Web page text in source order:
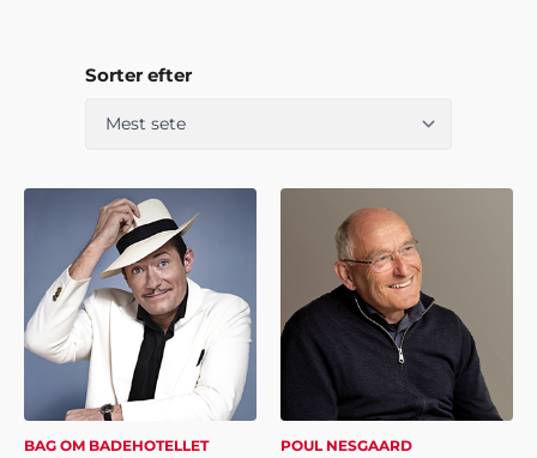
Sorter efter
BAG OM BADEHOTELLET POUL NESGAARD